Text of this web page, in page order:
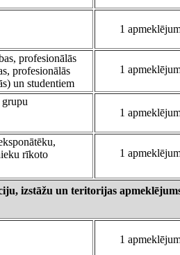
1
profesionālās
profesionālās
un studentiem
1
1
rīkoto
1
izstāžu un teritorijas
1